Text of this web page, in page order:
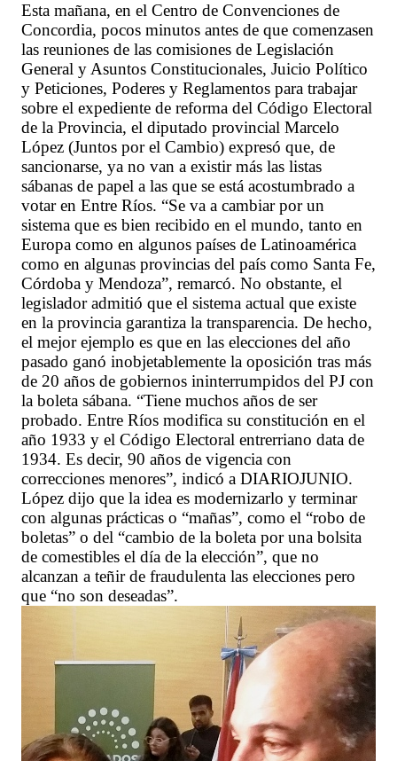
Esta mañana, en el Centro de Convenciones de
Concordia, pocos minutos antes de que comenzasen
las reuniones de las comisiones de Legislación
General y Asuntos Constitucionales, Juicio Político
y Peticiones, Poderes y Reglamentos para trabajar
sobre el expediente de reforma del Código Electoral
de la Provincia, el diputado provincial Marcelo
López (Juntos por el Cambio) expresó que, de
sancionarse, ya no van a existir más las listas
sábanas de papel a las que se está acostumbrado a
votar en Entre Ríos. “Se va a cambiar por un
sistema que es bien recibido en el mundo, tanto en
Europa como en algunos países de Latinoamérica
como en algunas provincias del país como Santa Fe,
Córdoba y Mendoza”, remarcó. No obstante, el
legislador admitió que el sistema actual que existe
en la provincia garantiza la transparencia. De hecho,
el mejor ejemplo es que en las elecciones del año
pasado ganó inobjetablemente la oposición tras más
de 20 años de gobiernos ininterrumpidos del PJ con
la boleta sábana. “Tiene muchos años de ser
probado. Entre Ríos modifica su constitución en el
año 1933 y el Código Electoral entrerriano data de
1934. Es decir, 90 años de vigencia con
correcciones menores”, indicó a DIARIOJUNIO.
López dijo que la idea es modernizarlo y terminar
con algunas prácticas o “mañas”, como el “robo de
boletas” o del “cambio de la boleta por una bolsita
de comestibles el día de la elección”, que no
alcanzan a teñir de fraudulenta las elecciones pero
que “no son deseadas”.